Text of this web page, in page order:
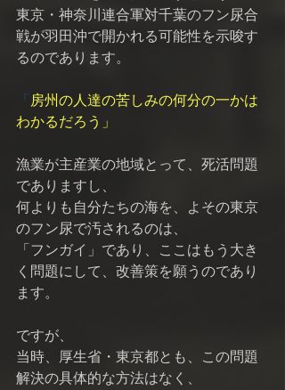
東京・神奈川連合軍対千葉のフン尿合
戦が羽田沖で開かれる可能性を示唆す
るのであります。
「 房州の人達の苦しみの何分の一かは
わかるだろう」
漁業が主産業の地域とって、死活問題
でありますし、
何よりも自分たちの海を、よその東京
のフン尿で汚されるのは、
「フンガイ」であり、ここはもう大き
く問題にして、改善策を願うのであり
ます。
ですが、
当時、厚生省・東京都とも、この問題
解決の具体的な方法はなく、